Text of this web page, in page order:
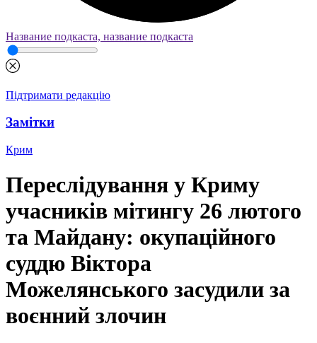
Название подкаста, название подкаста
Підтримати редакцію
Замітки
Крим
Переслідування у Криму
учасників мітингу 26 лютого
та Майдану: окупаційного
суддю Віктора
Можелянського засудили за
воєнний злочин